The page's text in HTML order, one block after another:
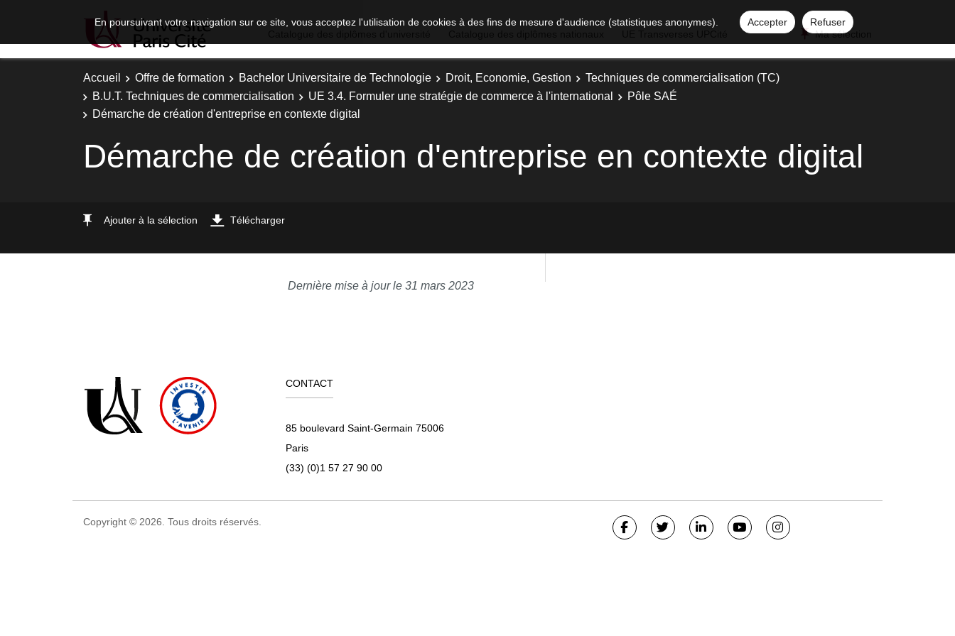
En poursuivant votre navigation sur ce site, vous acceptez l'utilisation de cookies à des fins de mesure d'audience (statistiques anonymes). Accepter
Refuser
Ma sélection
Accueil Offre de formation Bachelor Universitaire de Technologie Droit, Economie, Gestion
Techniques de commercialisation (TC)
B.U.T. Techniques de commercialisation
UE 3.4. Formuler une stratégie de commerce à l'international
Pôle SAÉ
Démarche de création d'entreprise en contexte digital
Démarche de création d'entreprise en contexte digital
Ajouter à la sélection Télécharger
Dernière mise à jour le 31 mars 2023
CONTACT
85 boulevard Saint-Germain 75006
Paris
(33) (0)1 57 27 90 00
Copyright © 2026. Tous droits réservés.